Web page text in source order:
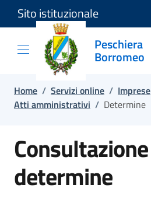
Salta e vai al contenuto
Salta e vai al footer
Sito istituzionale
Peschiera
Borromeo
Home / Servizi online / Imprese
Atti amministrativi / Determine
Consultazione
determine